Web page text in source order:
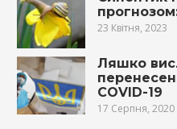
23 Квітня, 2023
Ляшко
COVID-19
17 Серпня, 2020